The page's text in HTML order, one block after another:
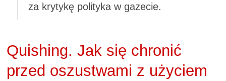
za krytykę polityka w gazecie.
Quishing. Jak się chronić
przed oszustwami z użyciem